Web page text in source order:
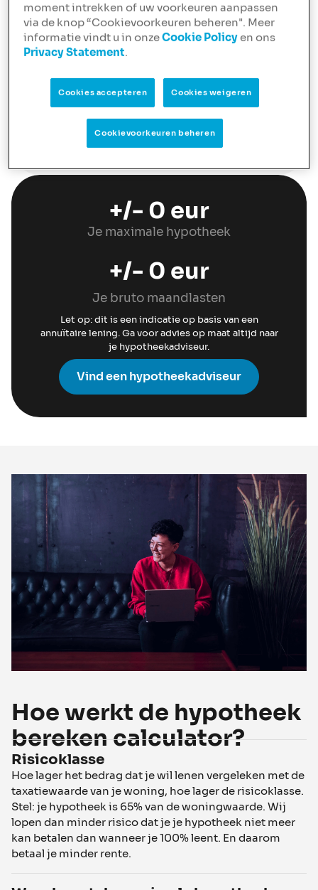
Heb je al een nieuwe woning op
het oog?
verplichtingen
Rentevastperiode
+/- 0 eur
Je maximale hypotheek
+/- 0 eur
Je bruto maandlasten
Let op: dit is een indicatie op basis van een
annuïtaire lening. Ga voor advies op maat altijd naar
je hypotheekadviseur.
Vind een hypotheekadviseur
Hoe werkt de hypotheek
bereken calculator?
Risicoklasse
Hoe lager het bedrag dat je wil lenen vergeleken met de
taxatiewaarde van je woning, hoe lager de risicoklasse.
Stel: je hypotheek is 65% van de woningwaarde. Wij
lopen dan minder risico dat je je hypotheek niet meer
kan betalen dan wanneer je 100% leent. En daarom
betaal je minder rente.
moment intrekken of uw voorkeuren aanpassen
via de knop “Cookievoorkeuren beheren". Meer
informatie vindt u in onzeCookie Policyen ons
Privacy Statement.
Cookies accepteren Cookies weigeren
Cookievoorkeuren beheren